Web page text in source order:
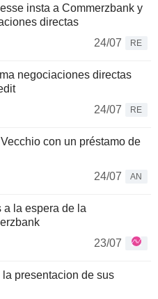
insta a Commerzbank y
directas
24/07
RE
negociaciones directas
24/07
RE
con un préstamo de
24/07
AN
la espera de la
23/07
presentacion de sus